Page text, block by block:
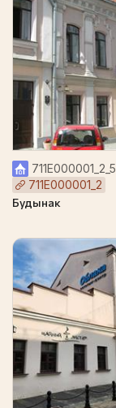
711Е000001_2_5
711Е000001_2
Будынак